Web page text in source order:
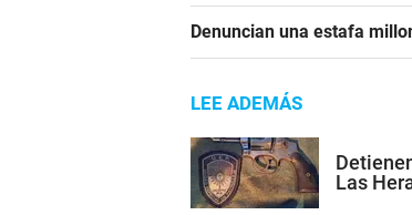
Denuncian una estafa
LEE ADEMÁS
Las